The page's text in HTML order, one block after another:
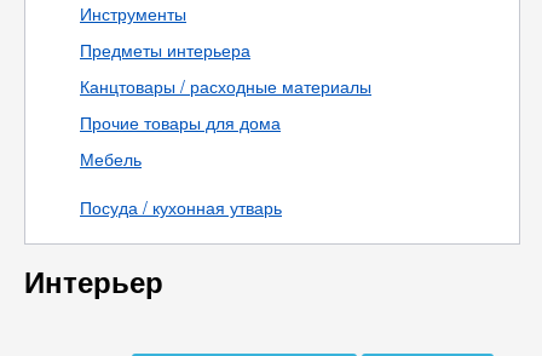
Инструменты
Предметы интерьера
Канцтовары / расходные материалы
Прочие товары для дома
Мебель
Посуда / кухонная утварь
Интерьер